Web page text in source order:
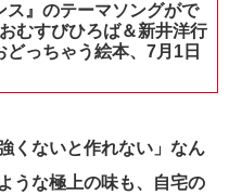
ス』のテーマソングがで
むすびひろば＆新井洋行
どっちゃう絵本、7月1日
くないと作れない」なん
うな極上の味も、自宅の